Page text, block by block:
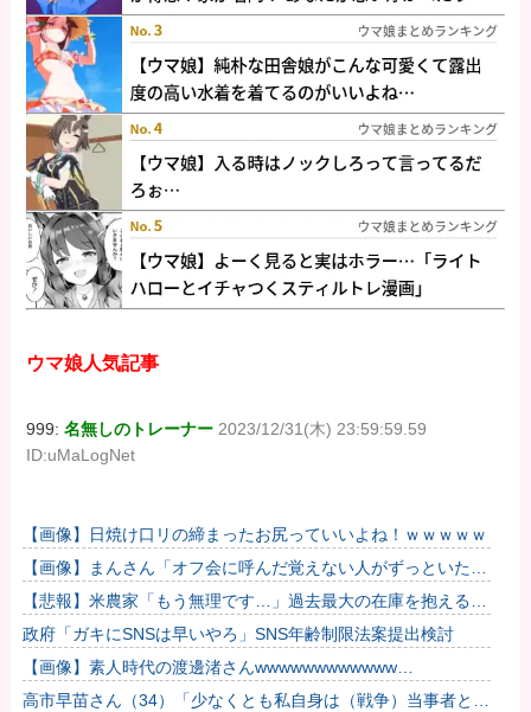
ウマ娘人気記事
999:名無しのトレーナー 2023/12/31(木) 23:59:59.59
ID:uMaLogNet
【画像】日焼け口リの締まったお尻っていいよね！ｗｗｗｗｗ
【画像】まんさん「オフ会に呼んだ覚えない人がずっといたの
で晒すわ」（パシャ）
【悲報】米農家「もう無理です…」過去最大の在庫を抱える状
態で新米収穫
政府「ガキにSNSは早いやろ」SNS年齢制限法案提出検討
【画像】素人時代の渡邊渚さんwwwwwwwwwwww
【Pickup08082949】
高市早苗さん（34）「少なくとも私自身は（戦争）当事者とは